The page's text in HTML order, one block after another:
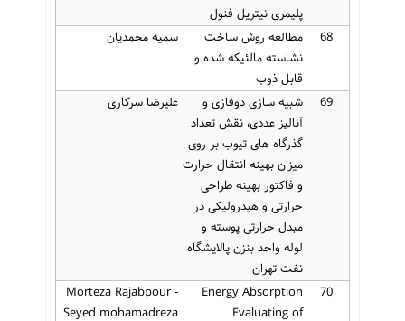
پلیمری نیتریل فنول
68
مطالعه روش ساخت
نشاسته مالئیکه شده و
قابل ذوب
سمیه محمدیان
69
شبیه سازی دوفازی و
آنالیز عددی، نقش تعداد
گذرگاه های تیوب بر روی
میزان بهینه انتقال حرارت
و فاکتور بهینه طراحی
حرارتی و هیدرولیکی در
مبدل حرارتی پوسته و
لوله واحد بنزن پالایشگاه
نفت تهران
علیرضا سرکاری
70
Energy Absorption
Evaluating of
Morteza Rajabpour -
Seyed mohamadreza